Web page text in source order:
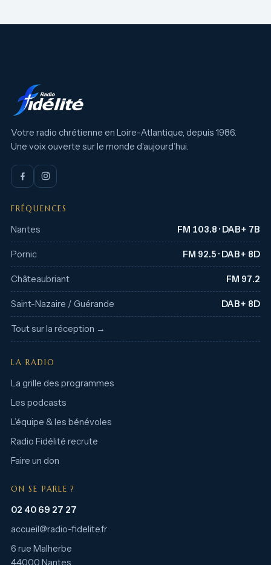
Votre radio chrétienne en Loire-Atlantique, depuis 1986.
Une voix ouverte sur le monde d’aujourd’hui.
FRÉQUENCES
Nantes FM 103.8 · DAB+ 7B
Pornic FM 92.5 · DAB+ 8D
Châteaubriant FM 97.2
Saint-Nazaire / Guérande DAB+ 8D
Tout sur la réception →
LA RADIO
La grille des programmes
Les podcasts
L’équipe & les bénévoles
Radio Fidélité recrute
Faire un don
ON SE PARLE ?
02 40 69 27 27
accueil@radio-fidelite.fr
6 rue Malherbe
44000 Nantes